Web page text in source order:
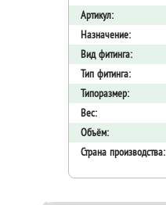
Артикул:
Назначение:
Вид фитинга:
Тип фитинга:
Типоразмер:
Вес:
Объём:
Страна производства: